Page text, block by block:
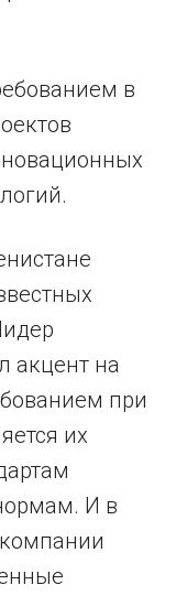
в
акцент на
при
их
И в